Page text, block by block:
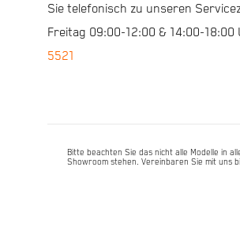
Sie telefonisch zu unseren
Freitag 09:00-12:00 & 14:00-18:00
5521
Bitte beachten Sie das nicht alle Modelle in
Showroom stehen. Vereinbaren Sie mit uns